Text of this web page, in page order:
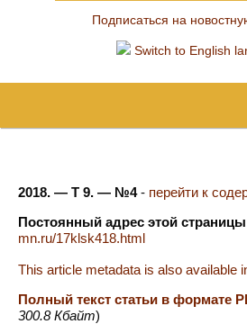
Подписаться на
Switch to English
2018. — Т 9. — №4- перейти к
Постоянный адрес этой страницы
mn.ru/17klsk418.html
This article metadata is also available
Полный текст статьи в формате
300.8 Кбайт)